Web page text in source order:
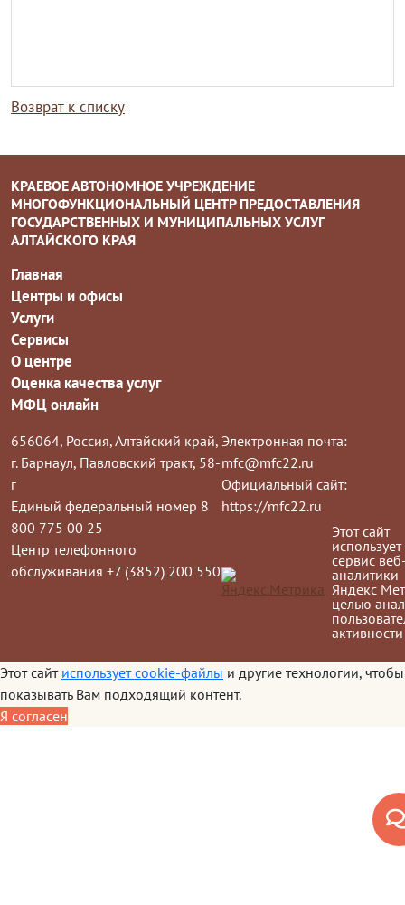
Возврат к списку
КРАЕВОЕ АВТОНОМНОЕ УЧРЕЖДЕНИЕ
МНОГОФУНКЦИОНАЛЬНЫЙ ЦЕНТР ПРЕДОСТАВЛЕНИЯ
ГОСУДАРСТВЕННЫХ И МУНИЦИПАЛЬНЫХ УСЛУГ
АЛТАЙСКОГО КРАЯ
Главная
Центры и офисы
Услуги
Сервисы
О центре
Оценка качества услуг
МФЦ онлайн
656064, Россия, Алтайский край,
г. Барнаул, Павловский тракт, 58-
г
Единый федеральный номер 8
800 775 00 25
Центр телефонного
обслуживания +7 (3852) 200 550
Электронная почта:
mfc@mfc22.ru
Официальный сайт:
https://mfc22.ru
Этот сайт
использует
сервис
аналитики
Яндекс
целью
активности
Этот сайт использует cookie-файлы и другие технологии, чтобы
показывать Вам подходящий контент.
Я согласен